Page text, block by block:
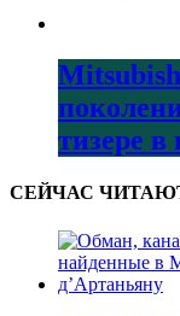
тизере
СЕЙЧАС